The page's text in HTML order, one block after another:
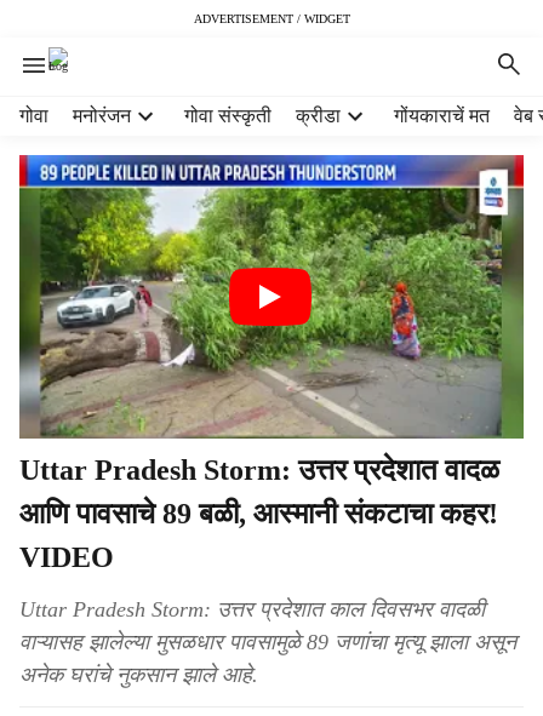
ADVERTISEMENT / WIDGET
गोवा मनोरंजन गोवा संस्कृती क्रीडा गोंयकाराचें मत वेब
Uttar Pradesh Storm: उत्तर प्रदेशात वादळ
आणि पावसाचे 89 बळी, आस्मानी संकटाचा कहर!
VIDEO
Uttar Pradesh Storm: उत्तर प्रदेशात काल दिवसभर वादळी
वाऱ्यासह झालेल्या मुसळधार पावसामुळे 89 जणांचा मृत्यू झाला असून
अनेक घरांचे नुकसान झाले आहे.